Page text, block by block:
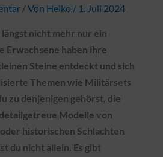
/ Von Heiko / 1. Juli 2024
nicht mehr nur ein
Erwachsene haben ihre
Steine entdeckt und sich
Themen wie Militärsets
zu denjenigen gehörst, die
Modelle von
historischen Schlachten
du nicht allein. Es gibt